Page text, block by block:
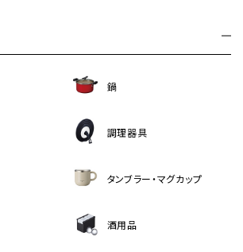
鍋
調理器具
タンブラー・マグカップ
酒用品